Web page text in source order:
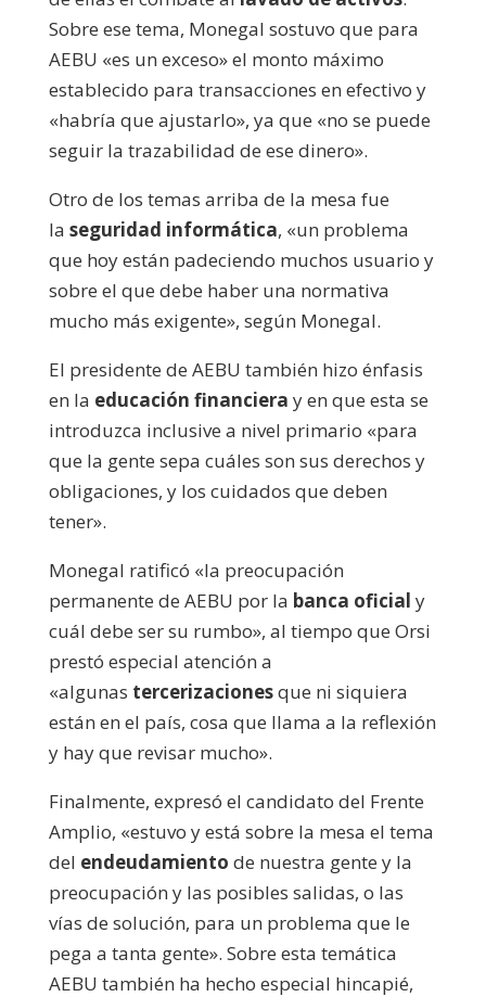
Sobre ese tema, Monegal sostuvo que para
AEBU «es un exceso» el monto máximo
establecido para transacciones en efectivo y
«habría que ajustarlo», ya que «no se puede
seguir la trazabilidad de ese dinero».
Otro de los temas arriba de la mesa fue
la seguridad informática, «un problema
que hoy están padeciendo muchos usuario y
sobre el que debe haber una normativa
mucho más exigente», según Monegal.
El presidente de AEBU también hizo énfasis
en la educación financiera y en que esta se
introduzca inclusive a nivel primario «para
que la gente sepa cuáles son sus derechos y
obligaciones, y los cuidados que deben
tener».
Monegal ratificó «la preocupación
permanente de AEBU por la banca oficial y
cuál debe ser su rumbo», al tiempo que Orsi
prestó especial atención a
«algunas tercerizacionesque ni siquiera
están en el país, cosa que llama a la reflexión
y hay que revisar mucho».
Finalmente, expresó el candidato del Frente
Amplio, «estuvo y está sobre la mesa el tema
del endeudamiento de nuestra gente y la
preocupación y las posibles salidas, o las
vías de solución, para un problema que le
pega a tanta gente». Sobre esta temática
AEBU también ha hecho especial hincapié,